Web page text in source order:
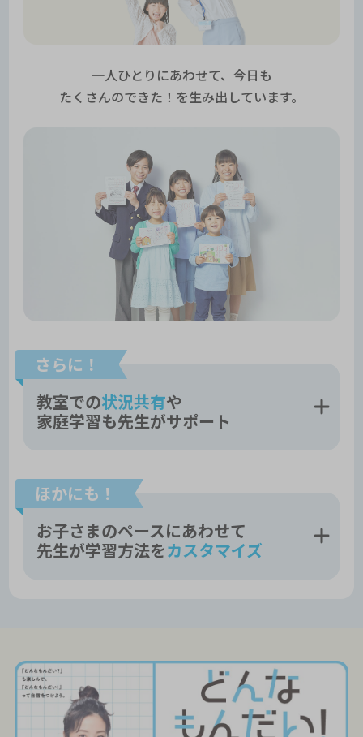
一人ひとりにあわせて、今日も
たくさんのできた！を生み出しています。
さらに！
教室での状況共有や
家庭学習も先生がサポート
ほかにも！
お子さまのペースにあわせて
先生が学習方法をカスタマイズ